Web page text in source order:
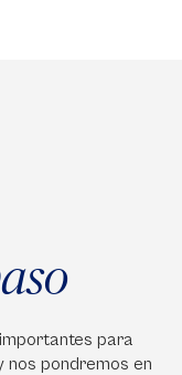
para
nos pondremos en